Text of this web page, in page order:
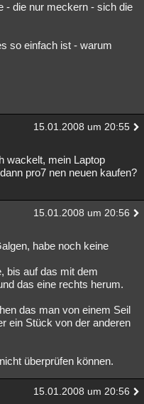
- die nur meckern - sich die
so einfach ist - warum
15.01.2008 um 20:55
wackelt, mein Laptop
pro7 nen neuen kaufen?
15.01.2008 um 20:56
habe noch keine
bis auf das mit dem
das eine rechts herum.
das man von einem Seil
ein Stück von der anderen
überprüfen können.
15.01.2008 um 20:56